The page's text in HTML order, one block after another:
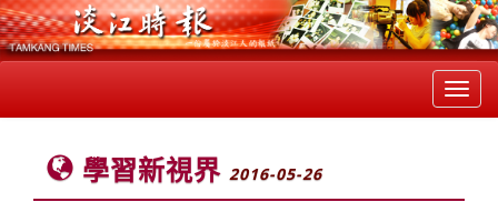
學習新視界 2016-05-26